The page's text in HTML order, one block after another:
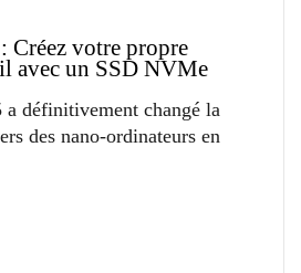
Créez votre propre
avec un SSD NVMe
a définitivement changé la
des nano-ordinateurs en